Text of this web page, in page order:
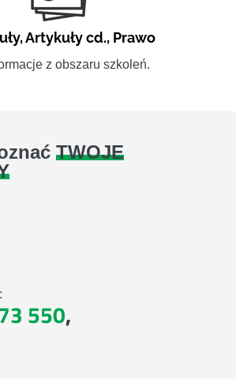
,Artykuły cd., Prawo
z obszaru szkoleń.
TWOJE
550,